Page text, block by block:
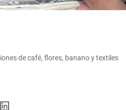
de café, flores, banano y textiles